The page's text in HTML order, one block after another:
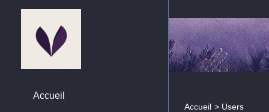
Accueil > Users
Accueil